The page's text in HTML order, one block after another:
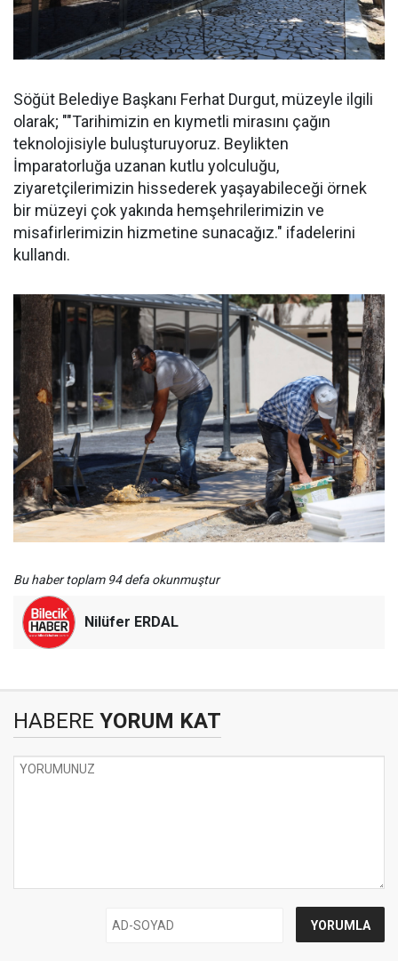
Söğüt Belediye Başkanı Ferhat Durgut, müzeyle ilgili
olarak; ""Tarihimizin en kıymetli mirasını çağın
teknolojisiyle buluşturuyoruz. Beylikten
İmparatorluğa uzanan kutlu yolculuğu,
ziyaretçilerimizin hissederek yaşayabileceği örnek
bir müzeyi çok yakında hemşehrilerimizin ve
misafirlerimizin hizmetine sunacağız." ifadelerini
kullandı.
Bu haber toplam 94 defa okunmuştur
Nilüfer ERDAL
HABERE YORUM KAT